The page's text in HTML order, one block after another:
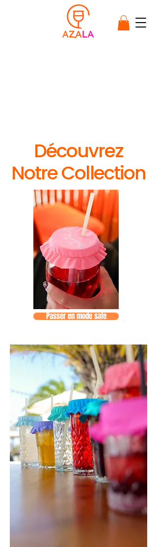
Découvrez
Notre Collection
Passer en mode safe